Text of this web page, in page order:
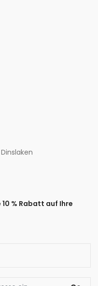
% Rabatt auf Ihre